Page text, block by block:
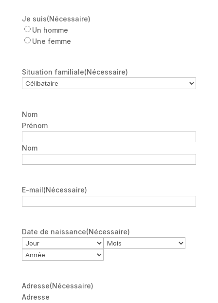
Je suis(Nécessaire)
Un homme
Une femme
Situation familiale(Nécessaire)
Nom
Prénom
Nom
E-mail(Nécessaire)
Date de naissance(Nécessaire)
Jour
Mois
Année
Adresse(Nécessaire)
Adresse